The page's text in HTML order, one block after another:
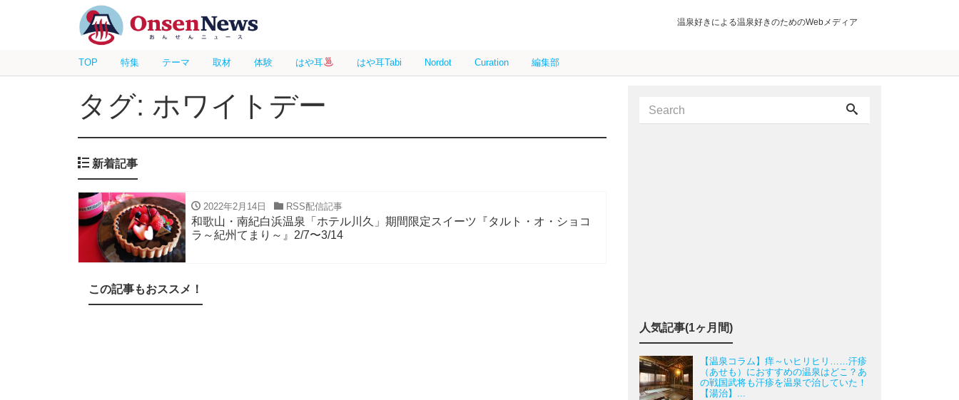
温泉好きによる温泉好きのためのWebメディア
TOP 特集 テーマ 取材 体験 はや耳 はや耳Tabi Nordot Curation 編集部
タグ: ホワイトデー
新着記事
2022年2月14日 RSS配信記事
和歌山・南紀白浜温泉「ホテル川久」期間限定スイーツ『タルト・オ・ショコ
ラ～紀州てまり～』2/7〜3/14
この記事もおススメ！
人気記事(1ヶ月間)
【温泉コラム】痒～いヒリヒリ……汗疹
（あせも）におすすめの温泉はどこ？あ
の戦国武将も汗疹を温泉で治していた！
【湯治】...